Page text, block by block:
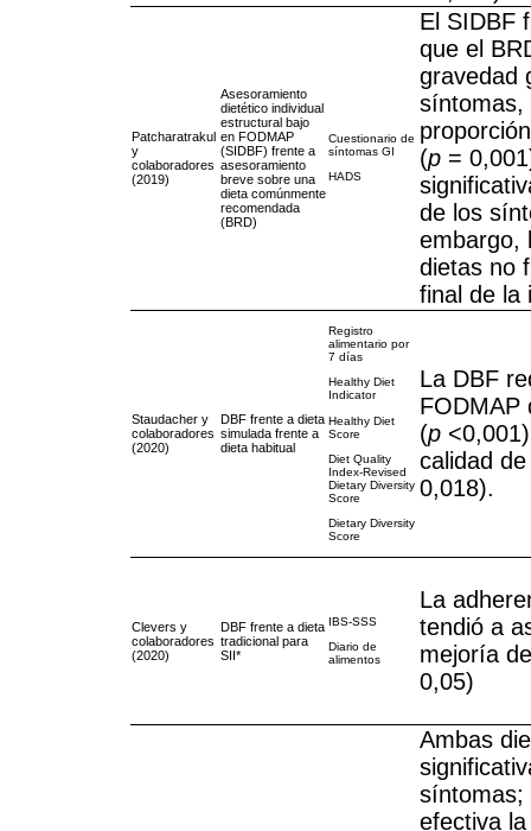
Patcharatrakul
y
colaboradores
(2019)
Asesoramiento
dietético individual
estructural bajo
en FODMAP
(SIDBF) frente a
asesoramiento
breve sobre una
dieta comúnmente
recomendada
(BRD)
Cuestionario de
síntomas GI
HADS
El SIDBF
que el
gravedad
síntomas,
(p =
de los
embargo,
dietas no
final de la
Staudacher y
colaboradores
(2020)
DBF frente a dieta
simulada frente a
dieta habitual
Registro
alimentario por
7 días
Healthy Diet
Indicator
Healthy Diet
Score
Diet Quality
Index-Revised
Dietary Diversity
Score
Dietary Diversity
Score
La DBF
FODMAP
(p
calidad
0,018).
Clevers y
colaboradores
(2020)
DBF frente a dieta
tradicional para
SII*
IBS-SSS
Diario de
alimentos
La
tendió a
mejoría
0,05)
Ambas
síntomas;
efectiva